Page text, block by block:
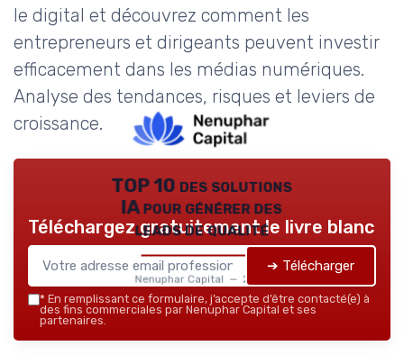
le digital et découvrez comment les
entrepreneurs et dirigeants peuvent investir
efficacement dans les médias numériques.
Analyse des tendances, risques et leviers de
croissance.
TOP 10 des solutions
IA pour générer des
leads de qualité
Nenuphar Capital — 2026
Téléchargez gratuitement le livre blanc
➔ Télécharger
* En remplissant ce formulaire, j’accepte d’être contacté(e) à
des fins commerciales par Nenuphar Capital et ses
partenaires.